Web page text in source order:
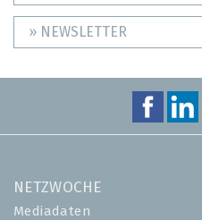
» NEWSLETTER
NETZWOCHE
Mediadaten